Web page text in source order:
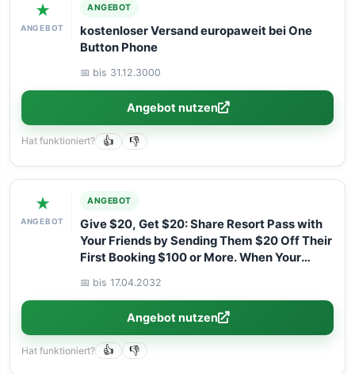
★
ANGEBOT
ANGEBOT
kostenloser Versand europaweit bei One
Button Phone
📅 bis 31.12.3000
Angebot nutzen
Hat funktioniert? 👍 👎
★
ANGEBOT
ANGEBOT
Give $20, Get $20: Share Resort Pass with
Your Friends by Sending Them $20 Off Their
First Booking $100 or More. When Your
$20 Off Your Next $100 or More Booking!
📅 bis 17.04.2032
Angebot nutzen
Hat funktioniert? 👍 👎